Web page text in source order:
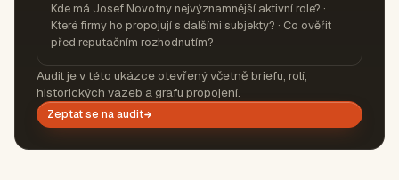
Kde má Josef Novotny nejvýznamnější aktivní role? ·
Které firmy ho propojují s dalšími subjekty? · Co ověřit
před reputačním rozhodnutím?
Audit je v této ukázce otevřený včetně briefu, rolí,
historických vazeb a grafu propojení.
Zeptat se na audit